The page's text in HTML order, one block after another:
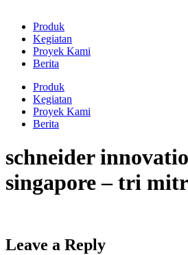
Produk
Kegiatan
Proyek Kami
Berita
Produk
Kegiatan
Proyek Kami
Berita
schneider
singapore – tri
Leave a Reply